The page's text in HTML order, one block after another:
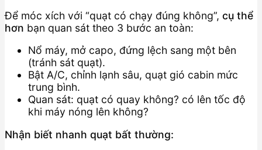
Để móc xích với “quạt có chạy đúng không”, cụ thể
hơn bạn quan sát theo 3 bước an toàn:
Nổ máy, mở capo, đứng lệch sang một bên
(tránh sát quạt).
Bật A/C, chỉnh lạnh sâu, quạt gió cabin mức
trung bình.
Quan sát: quạt có quay không? có lên tốc độ
khi máy nóng lên không?
Nhận biết nhanh quạt bất thường: